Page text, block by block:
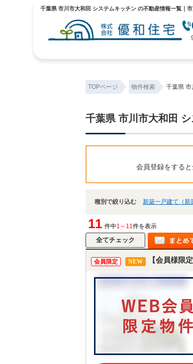
千葉県 市川市大和田 システムキッチン の不動産情報一覧｜
TOPページ 物件検索 千葉県
千葉県 市川市大和田
会員登録をする
種別で絞り込む 新築一戸建て（新
11 件中1～11件を表示
会員限定 NEW 【会員様限